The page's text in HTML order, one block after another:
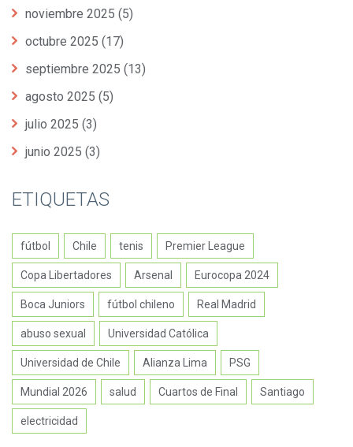
noviembre 2025 (5)
octubre 2025 (17)
septiembre 2025 (13)
agosto 2025 (5)
julio 2025 (3)
junio 2025 (3)
ETIQUETAS
fútbol Chile tenis Premier League
Copa Libertadores Arsenal Eurocopa 2024
Boca Juniors fútbol chileno Real Madrid
abuso sexual Universidad Católica
Universidad de Chile Alianza Lima PSG
Mundial 2026 salud Cuartos de Final Santiago
electricidad